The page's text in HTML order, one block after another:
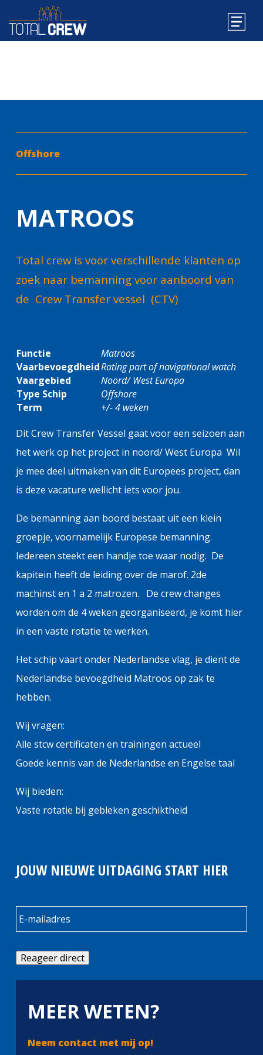
Offshore
MATROOS
Total crew is voor verschillende klanten op
zoek naar bemanning voor aanboord van
de Crew Transfer vessel (CTV)
Functie
Matroos
VaarbevoegdheidRating part of navigational watch
Vaargebied
Noord/ West Europa
Type Schip
Offshore
Term
+/- 4 weken
Dit Crew Transfer Vessel gaat voor een seizoen aan
het werk op het project in noord/ West Europa Wil
je mee deel uitmaken van dit Europees project, dan
is deze vacature wellicht iets voor jou.
De bemanning aan boord bestaat uit een klein
groepje, voornamelijk Europese bemanning.
Iedereen steekt een handje toe waar nodig. De
kapitein heeft de leiding over de marof. 2de
machinst en 1 a 2 matrozen. De crew changes
worden om de 4 weken georganiseerd, je komt hier
in een vaste rotatie te werken.
Het schip vaart onder Nederlandse vlag, je dient de
Nederlandse bevoegdheid Matroos op zak te
hebben.
Wij vragen:
Alle stcw certificaten en trainingen actueel
Goede kennis van de Nederlandse en Engelse taal
Wij bieden:
Vaste rotatie bij gebleken geschiktheid
JOUW NIEUWE UITDAGING START HIER
Reageer direct
MEER WETEN?
Neem contact met mij op!